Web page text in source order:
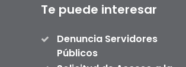
Te puede interesar
Denuncia Servidores
Públicos